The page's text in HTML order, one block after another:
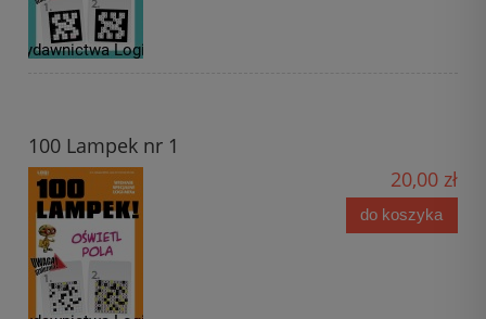
100 Lampek nr 1
20,00 zł
do koszyka